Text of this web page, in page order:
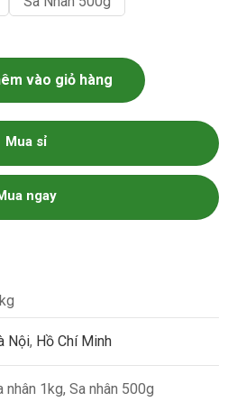
vào giỏ hàng
Mua sỉ
ngay
Nội, Hồ Chí Minh
nhân 1kg, Sa nhân 500g